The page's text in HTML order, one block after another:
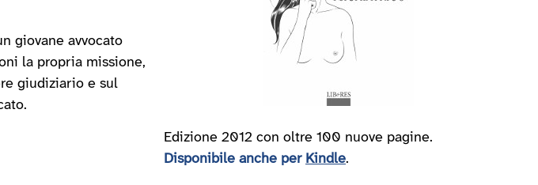
giovane avvocato
la propria missione,
giudiziario e sul
Edizione 2012 con oltre 100 nuove pagine.
Disponibile anche per Kindle.